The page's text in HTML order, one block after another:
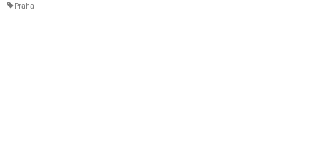
Praha